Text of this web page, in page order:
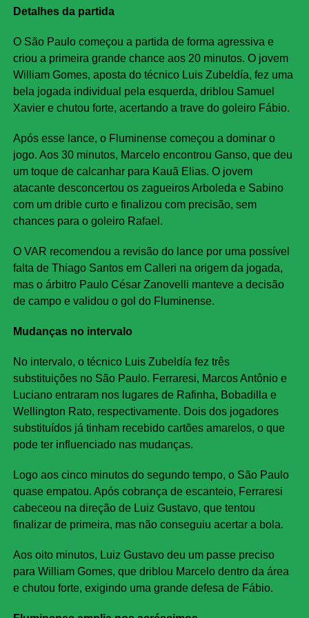
Detalhes da partida
O São Paulo começou a partida de forma agressiva e
criou a primeira grande chance aos 20 minutos. O jovem
William Gomes, aposta do técnico Luis Zubeldía, fez uma
bela jogada individual pela esquerda, driblou Samuel
Xavier e chutou forte, acertando a trave do goleiro Fábio.
Após esse lance, o Fluminense começou a dominar o
jogo. Aos 30 minutos, Marcelo encontrou Ganso, que deu
um toque de calcanhar para Kauã Elias. O jovem
atacante desconcertou os zagueiros Arboleda e Sabino
com um drible curto e finalizou com precisão, sem
chances para o goleiro Rafael.
O VAR recomendou a revisão do lance por uma possível
falta de Thiago Santos em Calleri na origem da jogada,
mas o árbitro Paulo César Zanovelli manteve a decisão
de campo e validou o gol do Fluminense.
Mudanças no intervalo
No intervalo, o técnico Luis Zubeldía fez três
substituições no São Paulo. Ferraresi, Marcos Antônio e
Luciano entraram nos lugares de Rafinha, Bobadilla e
Wellington Rato, respectivamente. Dois dos jogadores
substituídos já tinham recebido cartões amarelos, o que
pode ter influenciado nas mudanças.
Logo aos cinco minutos do segundo tempo, o São Paulo
quase empatou. Após cobrança de escanteio, Ferraresi
cabeceou na direção de Luiz Gustavo, que tentou
finalizar de primeira, mas não conseguiu acertar a bola.
Aos oito minutos, Luiz Gustavo deu um passe preciso
para William Gomes, que driblou Marcelo dentro da área
e chutou forte, exigindo uma grande defesa de Fábio.